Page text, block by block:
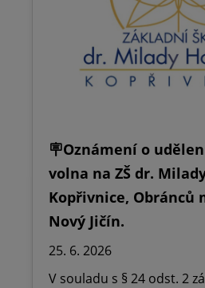
🪧Oznámení o
volna na ZŠ dr.
Kopřivnice, Obránců
Nový Jičín.
25. 6. 2026
V souladu s § 24 odst. 2